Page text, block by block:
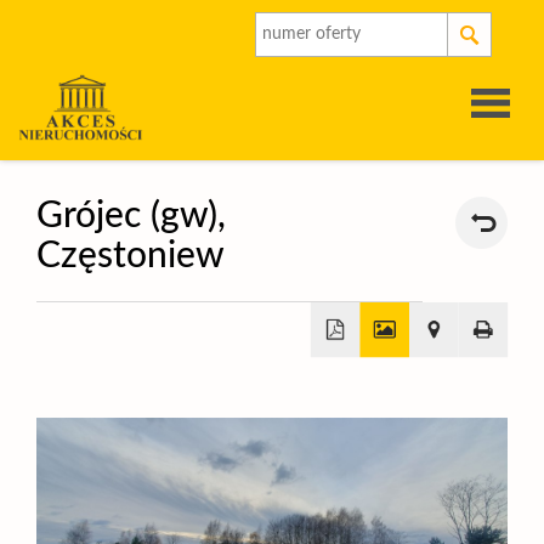
firmie
Oferty
Grójec (gw),
Częstoniew
−